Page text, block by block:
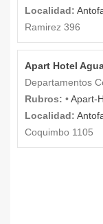
Localidad:
Ramirez 396
Apart Hotel
Departamentos
Rubros: •Apart-
Localidad:
Coquimbo 1105